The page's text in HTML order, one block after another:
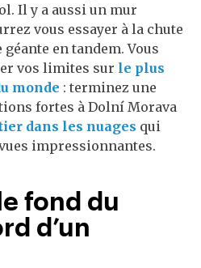
Il y a aussi un mur
vous essayer à la chute
en tandem. Vous
vos limites sur le plus
monde : terminez une
fortes à Dolní Morava
dans les nuages qui
impressionnantes.
fond du
d’un